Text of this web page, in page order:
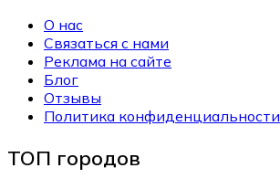
О нас
Связаться с нами
Реклама на сайте
Блог
Отзывы
Политика конфиденциальности
ТОП городов